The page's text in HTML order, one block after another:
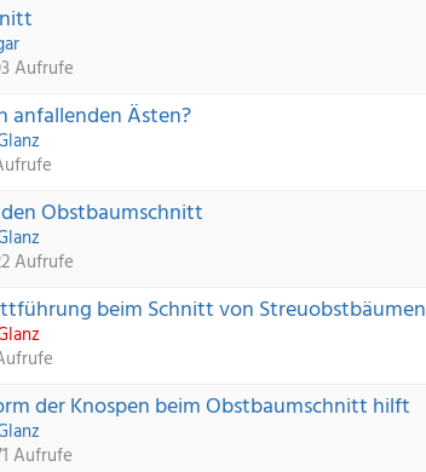
Aufrufe
anfallenden Ästen?
Obstbaumschnitt
Aufrufe
beim Schnitt von Streuobstbäumen
der Knospen beim Obstbaumschnitt hilft
Aufrufe